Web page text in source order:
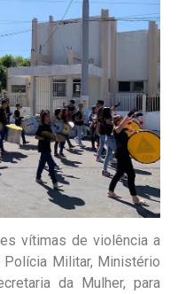
vítimas de violência a
Polícia Militar, Ministério
da Mulher, para